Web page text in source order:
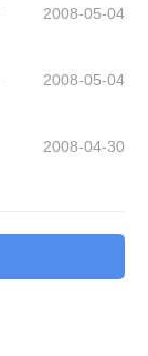
2008-05-04
2008-05-04
2008-04-30